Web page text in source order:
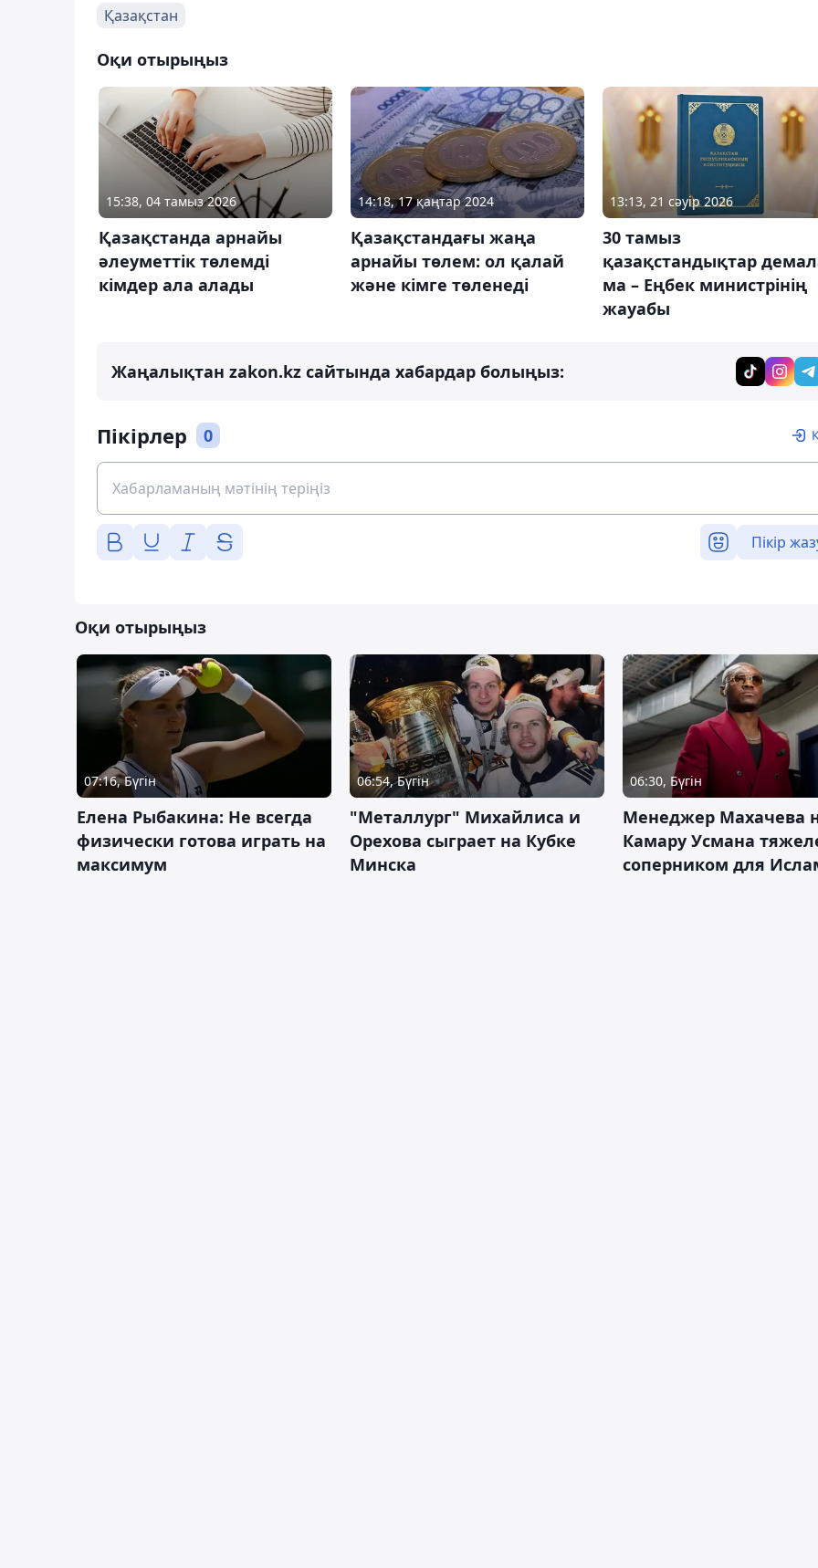
Қазақстан
Оқи отырыңыз
15:38, 04 тамыз 2026
Қазақстанда арнайы
әлеуметтік төлемді
кімдер ала алады
14:18, 17 қаңтар 2024
Қазақстандағы жаңа
арнайы төлем: ол қалай
және кімге төленеді
13:13, 21 сәуір 2026
30 тамыз
қазақстандықтар
ма – Еңбек министрінің
жауабы
Жаңалықтан zakon.kz сайтында хабардар болыңыз:
Пікірлер 0
Пікір
Оқи отырыңыз
07:16, Бүгін
Елена Рыбакина: Не всегда
физически готова играть на
максимум
06:54, Бүгін
"Металлург" Михайлиса и
Орехова сыграет на Кубке
Минска
06:30, Бүгін
Менеджер Махачева
Камару Усмана
соперником для